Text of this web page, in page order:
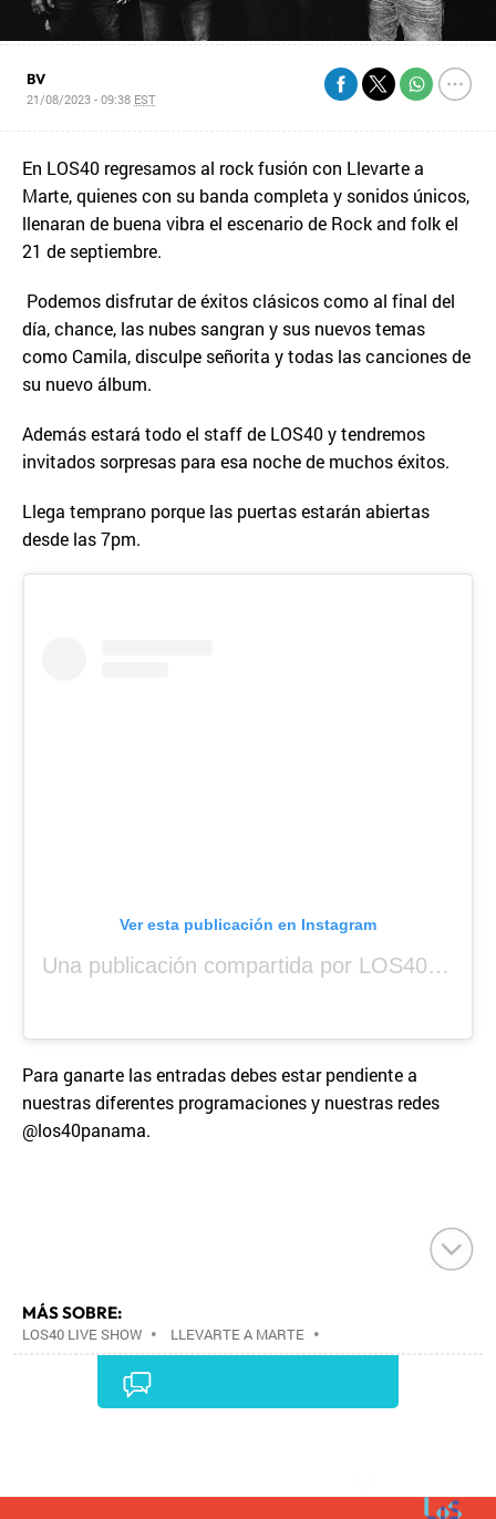
BV
21/08/2023 - 09:38 EST
En LOS40 regresamos al rock fusión con Llevarte a
Marte, quienes con su banda completa y sonidos únicos,
llenaran de buena vibra el escenario de Rock and folk el
21 de septiembre.
Podemos disfrutar de éxitos clásicos como al final del
día, chance, las nubes sangran y sus nuevos temas
como Camila, disculpe señorita y todas las canciones de
su nuevo álbum.
Además estará todo el staff de LOS40 y tendremos
invitados sorpresas para esa noche de muchos éxitos.
Llega temprano porque las puertas estarán abiertas
desde las 7pm.
Ver esta publicación en Instagram
Una publicación compartida por LOS40 Panamá (@los40panama)
Para ganarte las entradas debes estar pendiente a
nuestras diferentes programaciones y nuestras redes
@los40panama.
MÁS SOBRE:
LOS40 LIVE SHOW • LLEVARTE A MARTE •
CONCIERTOS•LOS40•GRUPOS MÚSICA•
EVENTOS MUSICALES
•RADIO•AGENDA•PRISA MEDIA•
COMUNICACIÓN•COMUNICACIÓN•